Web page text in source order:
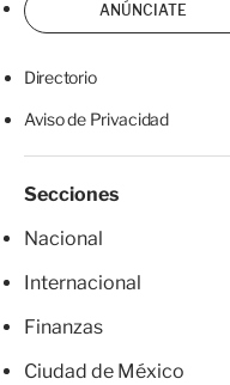
ANÚNCIATE
Directorio
Aviso de Privacidad
Secciones
Nacional
Internacional
Finanzas
Ciudad de México